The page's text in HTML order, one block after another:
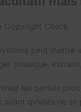
Copyright Check.
peut mettre
(musique,
les parties
qu’elles ne se